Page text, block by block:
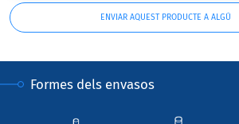
ENVIAR AQUEST PRODUCTE A ALGÚ
Formes dels envasos